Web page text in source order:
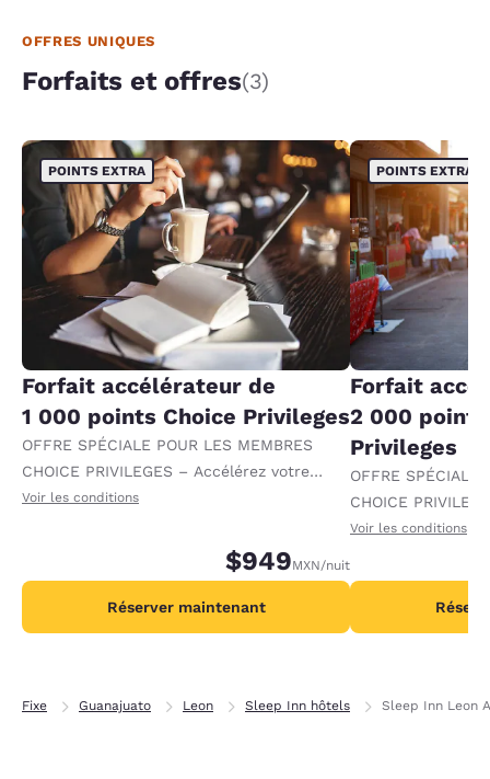
OFFRES UNIQUES
Forfaits et offres(3)
POINTS EXTRA
Forfait accélérateur de
1 000 points Choice Privileges
OFFRE SPÉCIALE POUR LES MEMBRES
CHOICE PRIVILEGES – Accélérez votre
progression vers des récompenses en
Voir les conditions
$949MXN/nuit
Réserver maintenant
POINTS EXTRA
Forfait
2 000
Privileges
OFFRE SPÉCIALE
CHOICE
progression vers
par nuit.
Voir les conditions
Fixe Guanajuato Leon Sleep Inn hôtels Sleep Inn Leon